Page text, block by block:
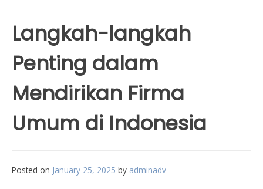
Langkah-langkah
Penting dalam
Mendirikan Firma
Umum di Indonesia
Posted on January 25, 2025 by adminadv